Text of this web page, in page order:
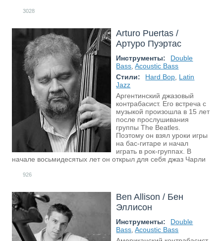
3028
Arturo Puertas /
Артуро Пуэртас
Инструменты:
Double
Bass ,Acoustic Bass
Стили:
Hard Bop Latin
Jazz
Аргентинский джазовый
контрабасист. Его встреча с
музыкой произошла в 15 лет
после прослушивания
группы The Beatles.
Поэтому он взял уроки игры
на бас-гитаре и начал
играть в рок-группах. В
начале восьмидесятых лет он открыл для себя джаз Чарли
926
Ben Allison / Бен
Эллисон
Инструменты:
Double
Bass ,Acoustic Bass